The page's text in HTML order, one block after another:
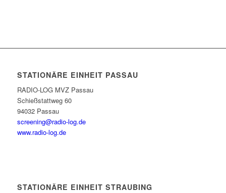
STATIONÄRE EINHEIT PASSAU
RADIO-LOG MVZ Passau
Schießstattweg 60
94032 Passau
screening@radio-log.de
www.radio-log.de
STATIONÄRE EINHEIT STRAUBING